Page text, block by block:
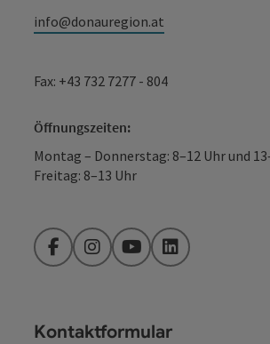
info@donauregion.at
Fax: +43 732 7277 - 804
Öffnungszeiten:
Montag – Donnerstag: 8–12 Uhr und
Freitag: 8–13 Uhr
FacebookInstagramYouTubeLinkedIn
Kontaktformular